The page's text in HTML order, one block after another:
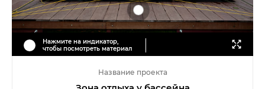
Нажмите на индикатор,
чтобы посмотреть материал
Название проекта